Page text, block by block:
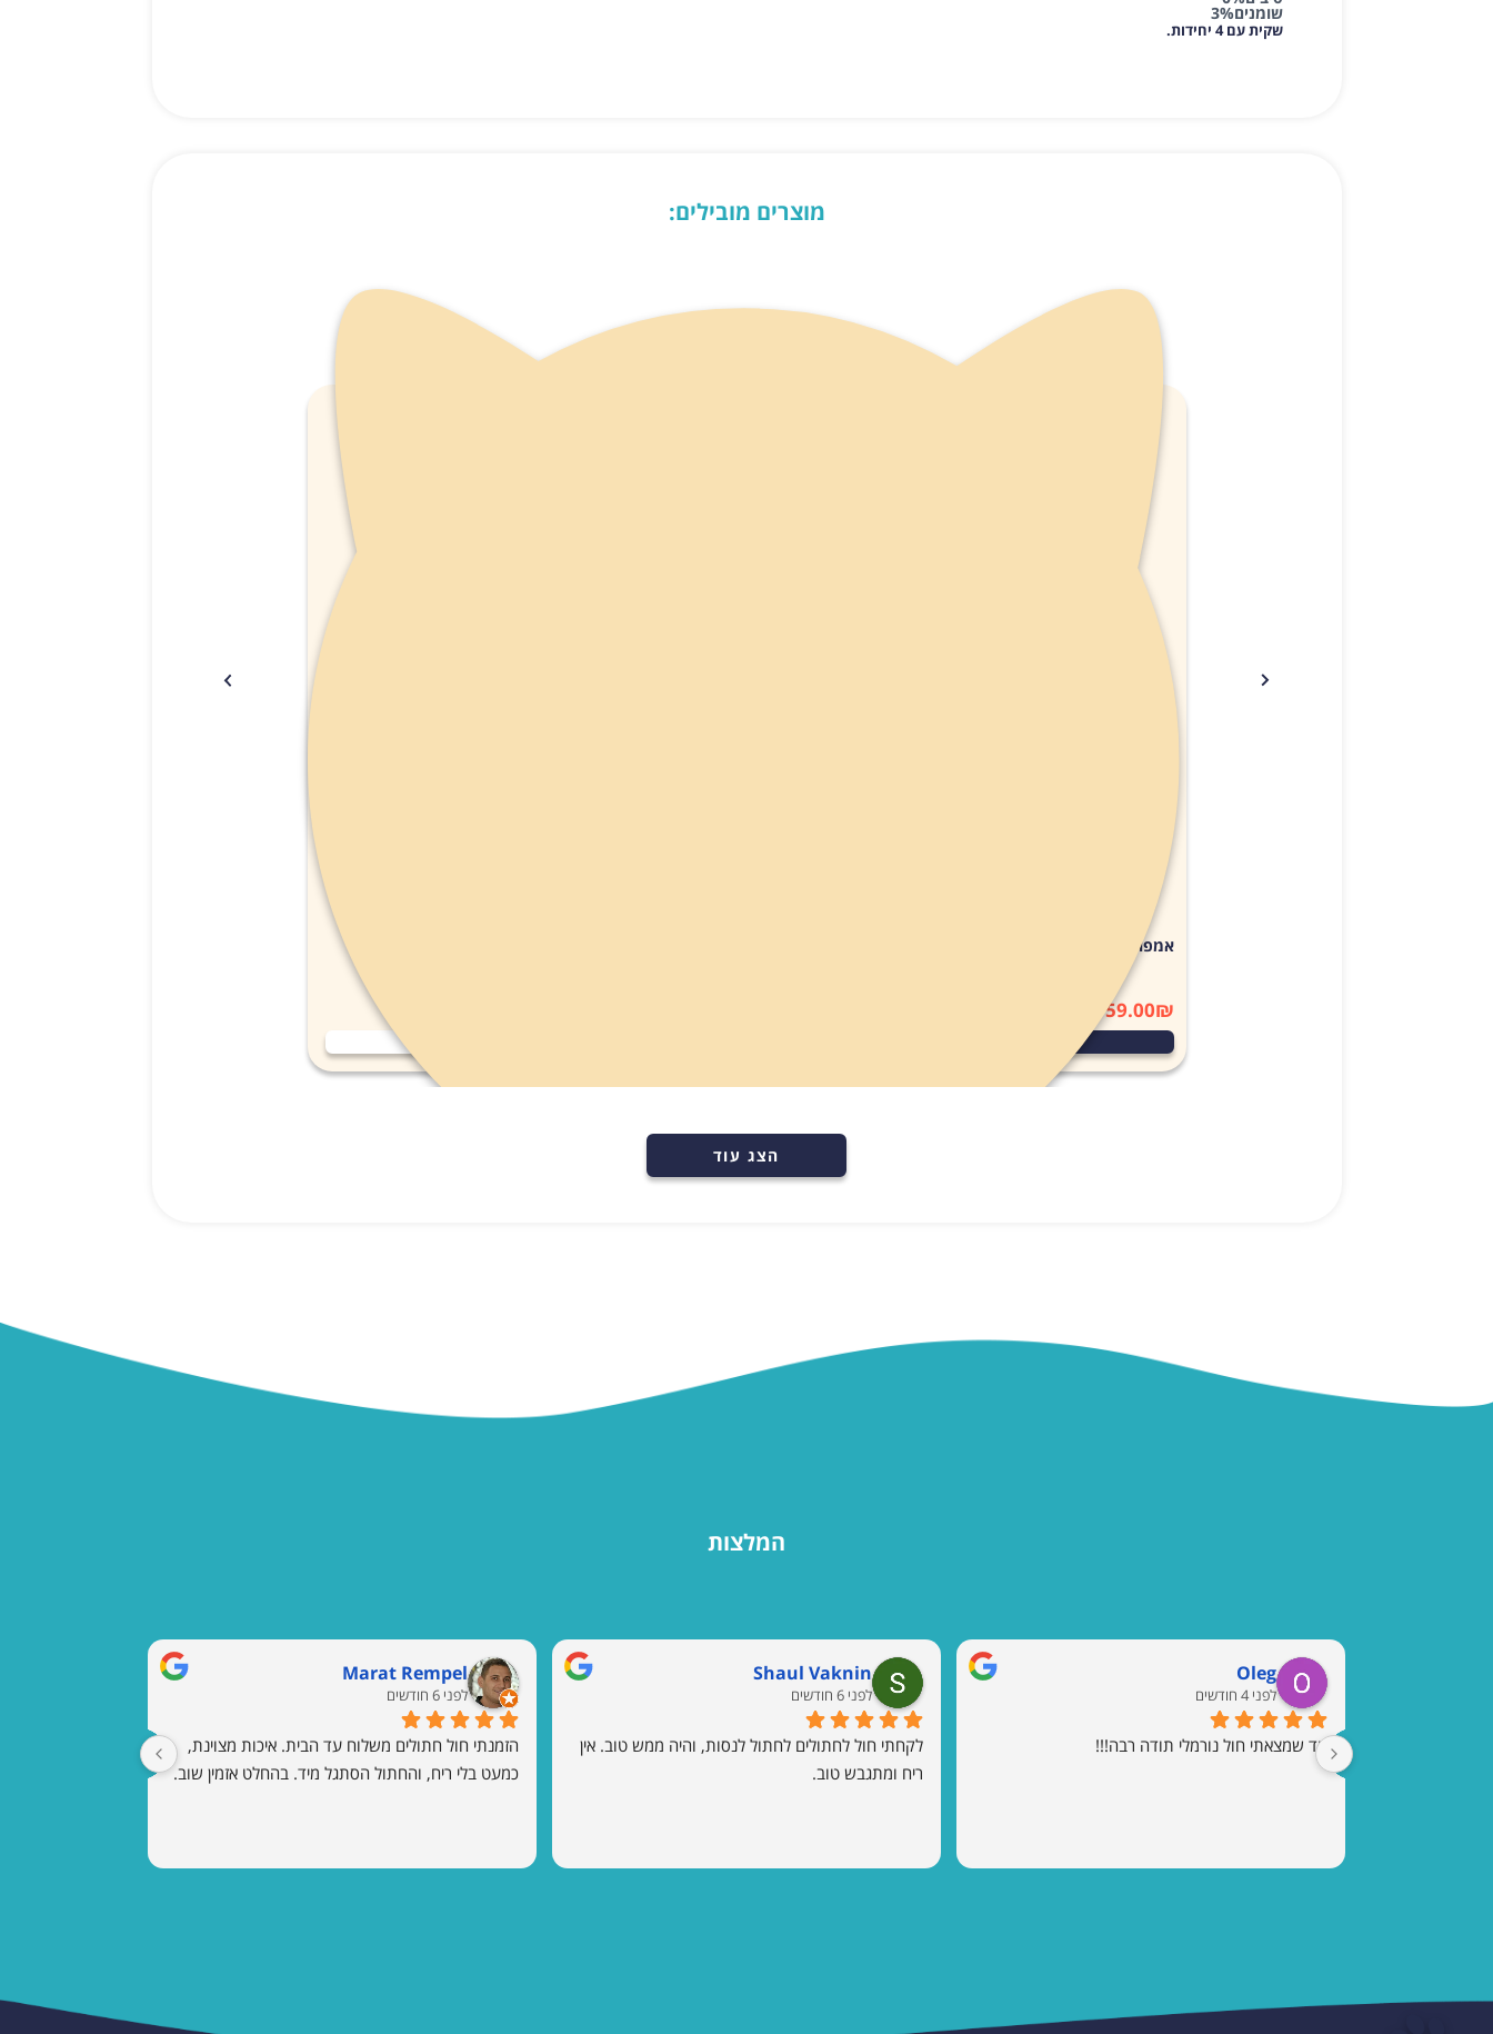
שומנים3%
שקית עם 4 יחידות.
מוצרים מובילים:
אמפולות סולפרם לחתול (Solpreme Cat) מידהL
₪
159.00
הצג עוד
המלצות
Oleg
לפני 4 חודשים
עד שמצאתי חול נורמלי תודה רבה!!!
Shaul Vaknin
לפני 6 חודשים
ריח ומתגבש טוב.
Marat Rempel
לפני 6 חודשים
כמעט בלי ריח, והחתול הסתגל מיד. בהחלט אזמין שוב.